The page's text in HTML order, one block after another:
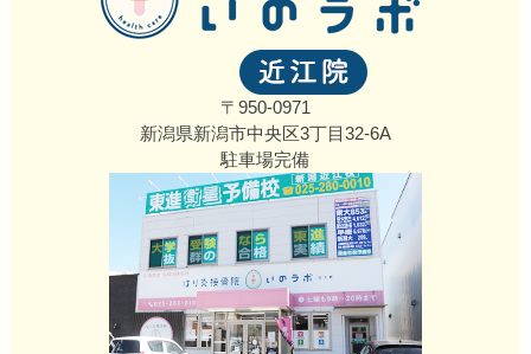
〒950-0971
新潟県新潟市中央区3丁目32‐6A
駐車場完備